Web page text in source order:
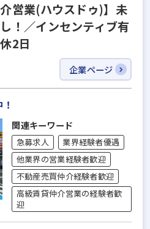
営業(ハウスドゥ)】未
！／インセンティブ有
2日
企業ページ
関連キーワード
急募求人
業界経験者優遇
他業界の営業経験者歓迎
不動産売買仲介経験者歓迎
高級賃貸仲介営業の経験者歓
迎